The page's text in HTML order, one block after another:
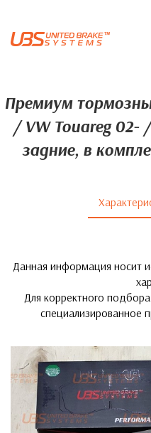
Премиум
/ VW Touareg 02-
задние, в
Данная информация носит
Для корректного
специализированное